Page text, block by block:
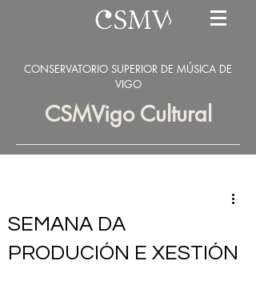
CONSERVATORIO SUPERIOR DE MÚSICA DE
VIGO
CSMVigo Cultural
SEMANA DA
PRODUCIÓN E XESTIÓN